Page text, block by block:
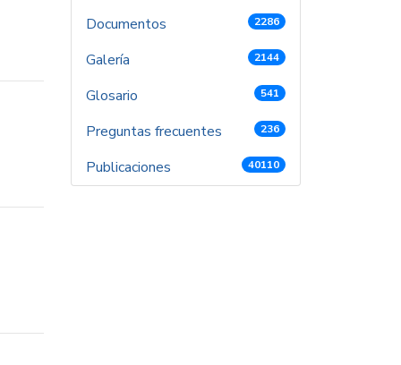
Documentos 2286
Galería 2144
Glosario 541
Preguntas frecuentes 236
Publicaciones 40110